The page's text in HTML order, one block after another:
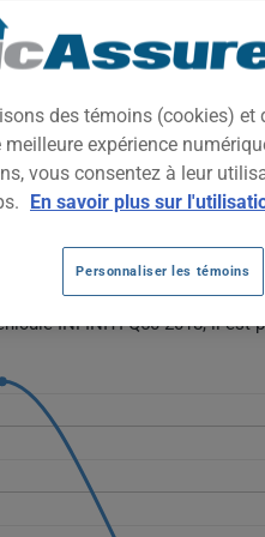
de luxe qui combine
les conducteurs
Q50 2018 AU
affichent une évolution
à 3025 $ en 2025 et
INFINITI Q50 2018, il
des témoins (cookies) et
expérience
vous consentez à leur
En savoir plus sur
Personnaliser les témoins